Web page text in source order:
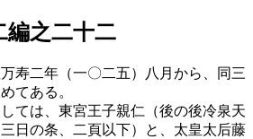
編之二十二
寿二年（一〇二五）八月から、同三
てある。
ては、東宮王子親仁（後の後冷泉天
日の条、二頁以下）と、太皇太后藤